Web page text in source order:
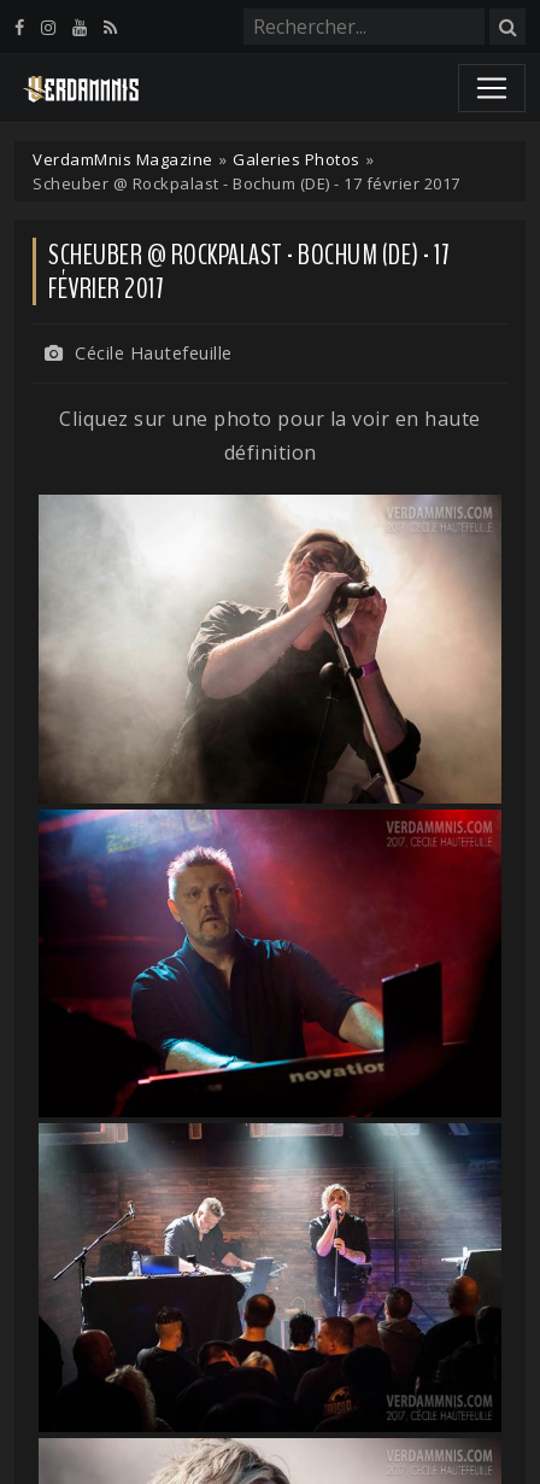
VerdamMnis Magazine » Galeries Photos »
Scheuber @ Rockpalast - Bochum (DE) - 17 février 2017
SCHEUBER @ ROCKPALAST - BOCHUM (DE) - 17
FÉVRIER 2017
Cécile Hautefeuille
Cliquez sur une photo pour la voir en haute
définition
Panneau de gestion des cookies